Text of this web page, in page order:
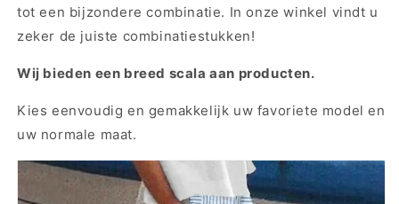
tot een bijzondere combinatie. In onze winkel vindt u
zeker de juiste combinatiestukken!
Wij bieden een breed scala aan producten.
Kies eenvoudig en gemakkelijk uw favoriete model en
uw normale maat.